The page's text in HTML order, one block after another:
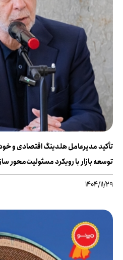
تأکید مدیرعامل هلدینگ اقتصادی و
توسعه بازار با رویکرد مسئولیت‌محور
1404/11/29